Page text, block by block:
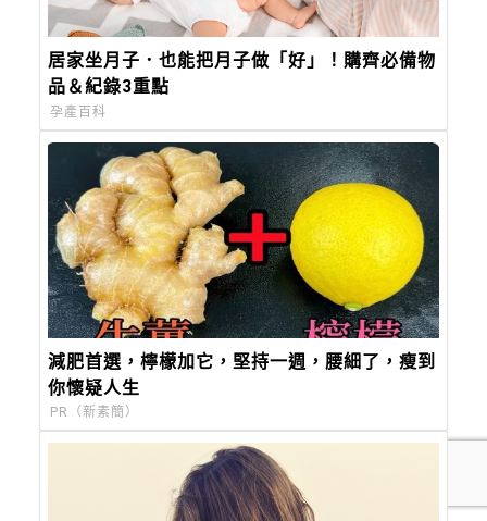
居家坐月子．也能把月子做「好」！購齊必備物
品＆紀錄3重點
孕產百科
減肥首選，檸檬加它，堅持一週，腰細了，瘦到
你懷疑人生
PR（新素簡）